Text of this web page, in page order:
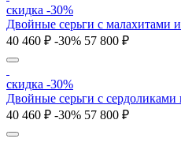
скидка -30%
Двойные серьги с малахитами
40 460 ₽ -30% 57 800 ₽
скидка -30%
Двойные серьги с
40 460 ₽ -30% 57 800 ₽